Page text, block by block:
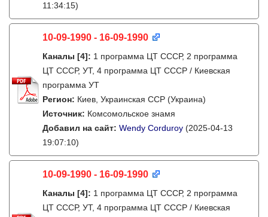
11:34:15)
10-09-1990 - 16-09-1990
Каналы [4]: 1 программа ЦТ СССР, 2 программа
ЦТ СССР, УТ, 4 программа ЦТ СССР / Киевская
программа УТ
Регион: Киев, Украинская ССР (Украина)
Источник: Комсомольское знамя
Добавил на сайт: Wendy Corduroy (2025-04-13
19:07:10)
10-09-1990 - 16-09-1990
Каналы [4]: 1 программа ЦТ СССР, 2 программа
ЦТ СССР, УТ, 4 программа ЦТ СССР / Киевская